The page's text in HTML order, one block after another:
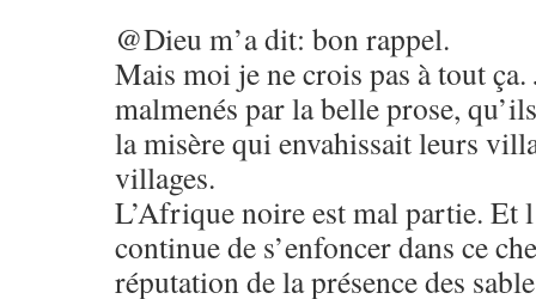
@Dieu m’a dit: bon rappel.
Mais moi je ne crois pas à tout ça.
malmenés par la belle prose,
la misère qui envahissait leurs
villages.
L’Afrique noire est mal partie. Et
continue de s’enfoncer dans ce
réputation de la présence des